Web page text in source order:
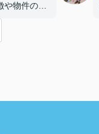
物件の構
しかった
してくだ